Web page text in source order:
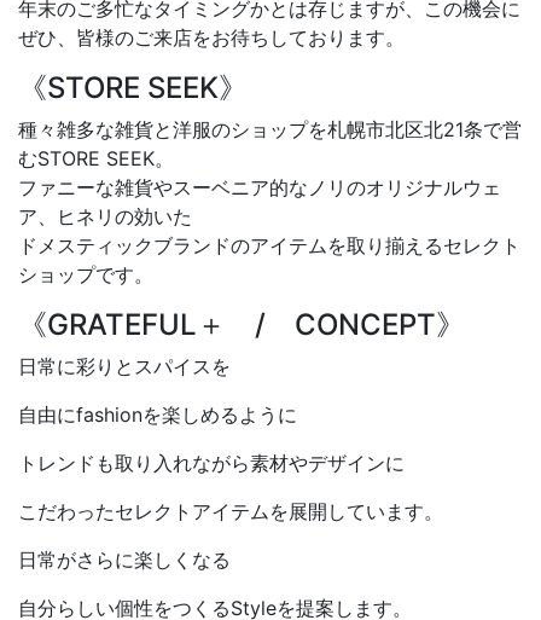
年末のご多忙なタイミングかとは存じますが、この機会に
ぜひ、皆様のご来店をお待ちしております。
《STORE SEEK》
種々雑多な雑貨と洋服のショップを札幌市北区北21条で営
むSTORE SEEK。
ファニーな雑貨やスーベニア的なノリのオリジナルウェ
ア、ヒネリの効いた
ドメスティックブランドのアイテムを取り揃えるセレクト
ショップです。
《GRATEFUL＋ / CONCEPT》
日常に彩りとスパイスを
自由にfashionを楽しめるように
トレンドも取り入れながら素材やデザインに
こだわったセレクトアイテムを展開しています。
日常がさらに楽しくなる
自分らしい個性をつくるStyleを提案します。